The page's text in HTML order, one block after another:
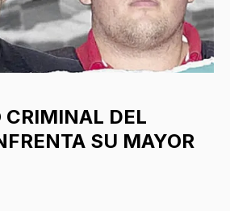
CRIMINAL DEL
SU MAYOR